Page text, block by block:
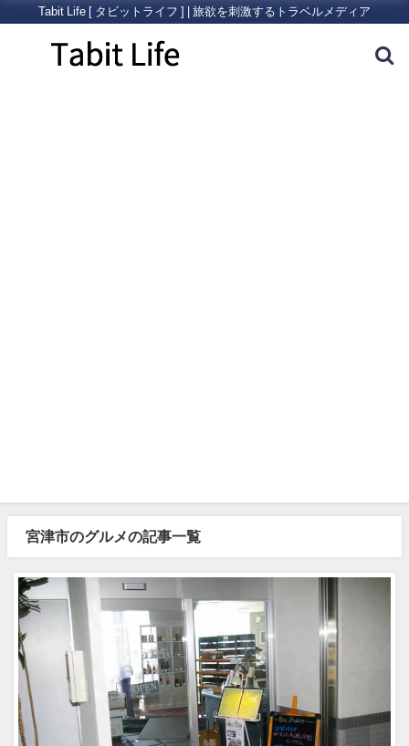
Tabit Life [ タビットライフ ] | 旅欲を刺激するトラベルメディア
宮津市のグルメの記事一覧